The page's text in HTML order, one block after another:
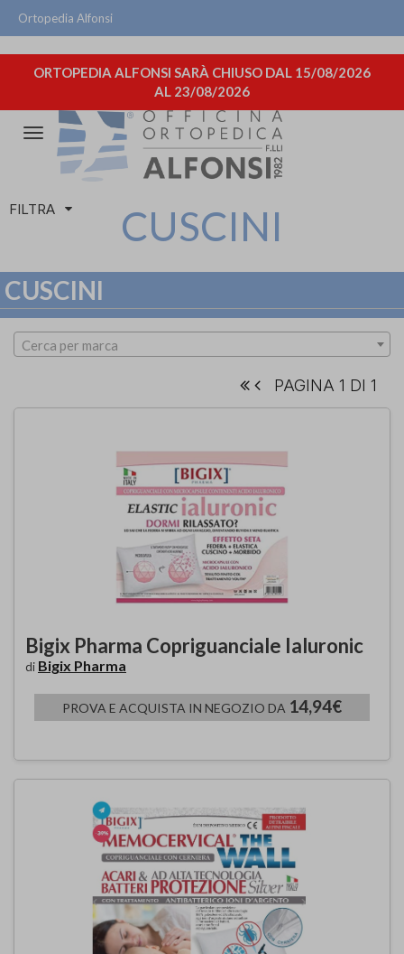
Ortopedia Alfonsi
ORTOPEDIA ALFONSI SARÀ CHIUSO DAL 15/08/2026
AL 23/08/2026
Attiva/disattiva
navigazione
FILTRA CUSCINI
CUSCINI
Cerca per marca
PAGINA 1 DI 1
Bigix Pharma Copriguanciale Ialuronic
di Bigix Pharma
PROVA E ACQUISTA IN NEGOZIO DA 14,94€